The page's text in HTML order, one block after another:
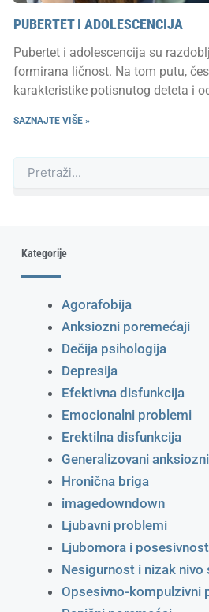
PUBERTET I ADOLESCENCIJA
Pubertet i adolescencija su
formirana ličnost. Na tom putu,
karakteristike potisnutog deteta i
SAZNAJTE VIŠE »
Kategorije
Agorafobija
Anksiozni poremećaji
Dečija psihologija
Depresija
Efektivna disfunkcija
Emocionalni problemi
Erektilna disfunkcija
Generalizovani
Hronična briga
imagedowndown
Ljubavni problemi
Ljubomora i posesivnost
Nesigurnost i nizak nivo
Opsesivno-kompulzivni